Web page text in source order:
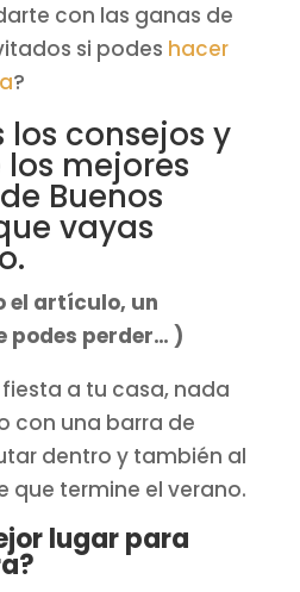
con las ganas de
si podes hacer
?
los consejos y
mejores
Buenos
vayas
el artículo, un
podes perder… )
fiesta a tu casa, nada
con una barra de
dentro y también al
que termine el verano.
lugar para